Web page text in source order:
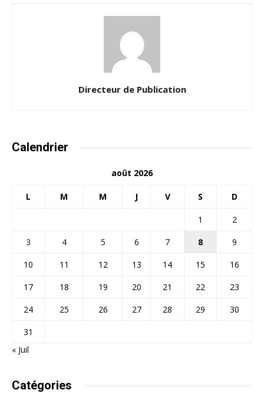
Directeur de Publication
Calendrier
août 2026
L M M J V S D
1
2
3
4 5 6 7 8
9
10
11 12 13 14 15
16
17
18 19 20 21 22
23
24
25 26 27 28 29
30
31
« Juil
Catégories